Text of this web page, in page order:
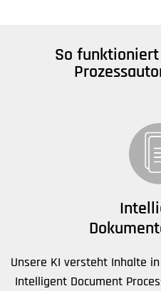
So
Unsere KI versteht Inhalte
Intelligent Document